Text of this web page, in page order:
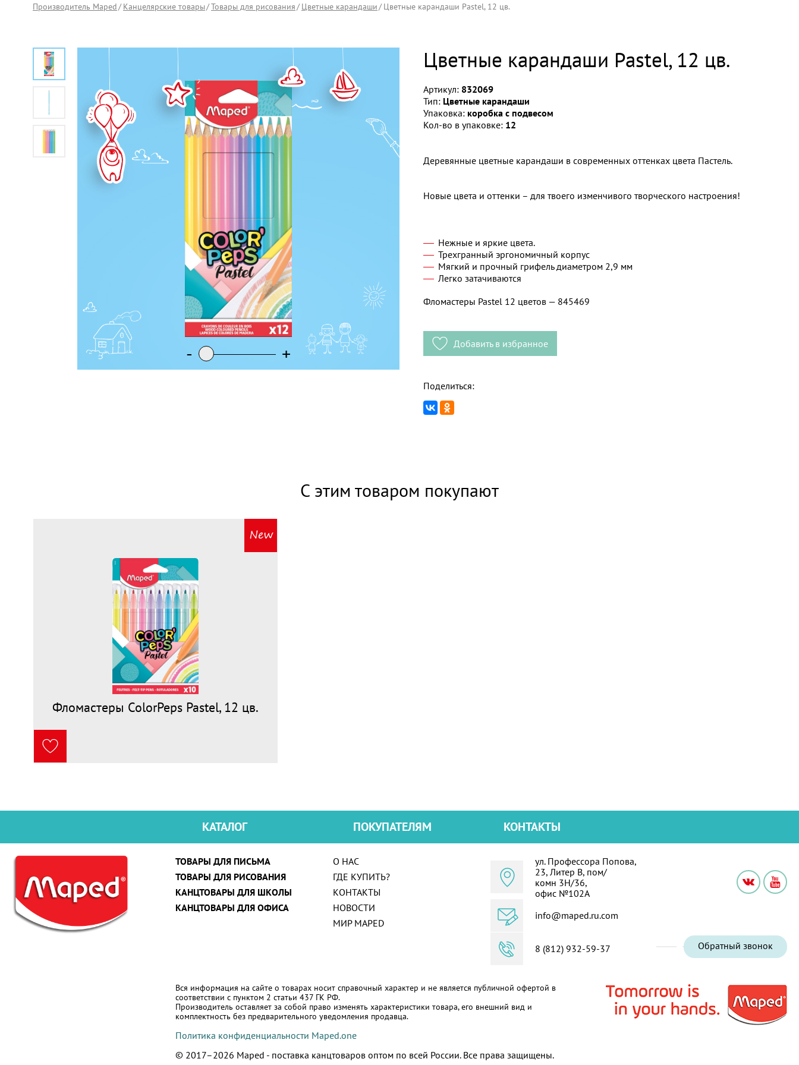
Производитель Maped Канцелярские товары Товары для рисования Цветные карандаши Цветные карандаши Pastel, 12 цв.
Цветные карандаши Pastel, 12 цв.
- +
- +
- +
Артикул: 832069
Тип: Цветные карандаши
Упаковка: коробка с подвесом
Кол-во в упаковке: 12
Деревянные цветные карандаши в современных оттенках цвета Пастель.
Новые цвета и оттенки – для твоего изменчивого творческого настроения!
Нежные и яркие цвета.
Трехгранный эргономичный корпус
Мягкий и прочный грифель диаметром 2,9 мм
Легко затачиваются
Фломастеры Pastel 12 цветов — 845469
Добавить в избранное
Поделиться:
С этим товаром покупают
Фломастеры ColorPeps Pastel, 12 цв.
КАТАЛОГ ПОКУПАТЕЛЯМ КОНТАКТЫ
ТОВАРЫ ДЛЯ ПИСЬМА
ТОВАРЫ ДЛЯ РИСОВАНИЯ
КАНЦТОВАРЫ ДЛЯ ШКОЛЫ
КАНЦТОВАРЫ ДЛЯ ОФИСА
О НАС
ГДЕ КУПИТЬ?
КОНТАКТЫ
НОВОСТИ
МИР MAPED
ул. Профессора Попова,
23, Литер В, пом/
комн 3Н/36,
офис №102А
info@maped.ru.com
8 (812) 932-59-37 Обратный звонок
Вся информация на сайте о товарах носит справочный характер и не является публичной офертой в
соответствии с пунктом 2 статьи 437 ГК РФ.
Производитель оставляет за собой право изменять характеристики товара, его внешний вид и
комплектность без предварительного уведомления продавца.
Политика конфиденциальности Maped.one
© 2017–2026 Maped - поставка канцтоваров оптом по всей России.Все права защищены.